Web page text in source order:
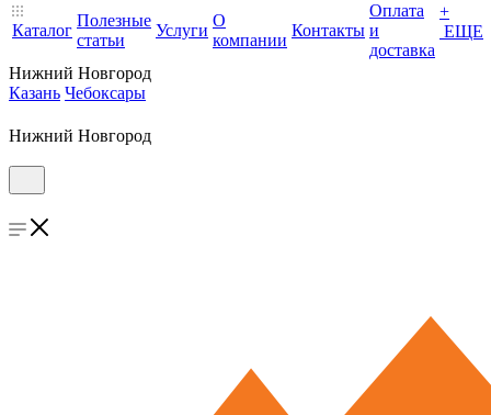
Каталог
Полезные
статьи
Услуги
О
компании
Контакты
Оплата
и
доставка
+
ЕЩЕ
Нижний Новгород
Казань Чебоксары
Нижний Новгород